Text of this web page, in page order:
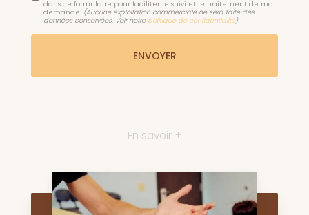
dans ce formulaire pour faciliter le suivi et le traitement de ma
demande. (Aucune exploitation commerciale ne sera faite des
données conservées. Voir notre politique de confidentialité)
En savoir +